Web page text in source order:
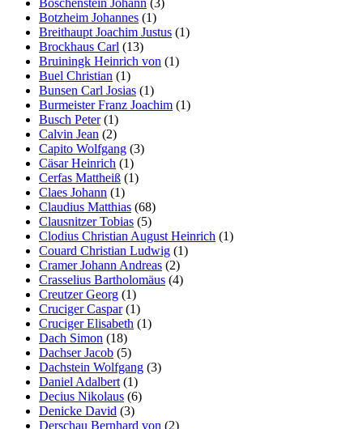
Böschenstein Johann (3)
Botzheim Johannes (1)
Breithaupt Joachim Justus (1)
Brockhaus Carl (13)
Bruiningk Heinrich von (1)
Buel Christian (1)
Bunsen Carl Josias (1)
Burmeister Franz Joachim (1)
Busch Peter(1)
Calvin Jean (2)
Capito Wolfgang (3)
Cäsar Heinrich (1)
Cerfas Mattheiß (1)
Claes Johann (1)
Claudius Matthias (68)
Clausnitzer Tobias (5)
Clodius Christian August Heinrich (1)
Couard Christian Ludwig (1)
Cramer Johann Andreas (2)
Crasselius Bartholomäus (4)
Creutzer Georg (1)
Cruciger Caspar(1)
Cruciger Elisabeth (1)
Dach Simon (18)
Dachser Jacob (5)
Dachstein Wolfgang (3)
Daniel Adalbert (1)
Decius Nikolaus (6)
Denicke David (3)
Derschau Bernhard von (2)